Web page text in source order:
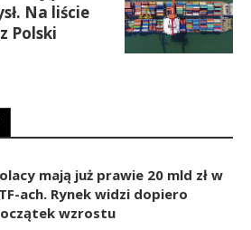
Na liście
Polski
mają już prawie 20 mld zł w
ach. Rynek widzi dopiero
wzrostu